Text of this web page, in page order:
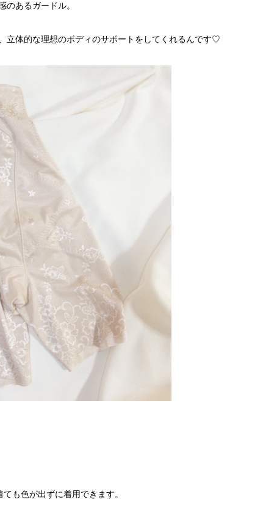
のあるガードル。
立体的な理想のボディのサポートをしてくれるんです♡
も色が出ずに着用できます。